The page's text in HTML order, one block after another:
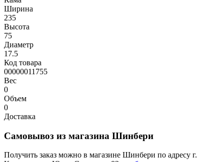
Ширина
235
Высота
75
Диаметр
17.5
Код товара
00000011755
Вес
0
Объем
0
Доставка
Самовывоз из магазина Шинбери
Получить заказ можно в магазине Шинбери по адресу г.